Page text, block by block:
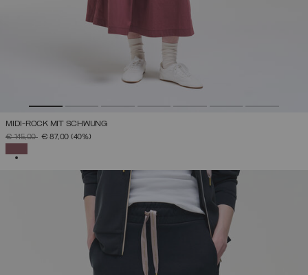
MIDI-ROCK MIT SCHWUNG
PREIS REDUZIERT VON
€ 145,00AUF
€ 87,00 (40%)